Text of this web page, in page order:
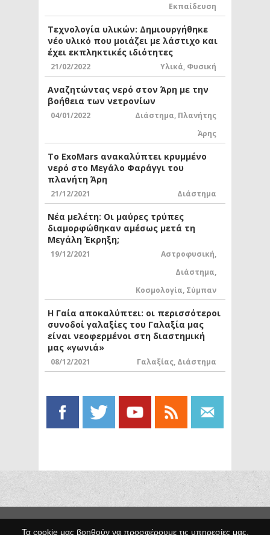
Τα cookie μας βοηθούν να προσφέρουμε τις υπηρεσίες μας.
Εκπαίδευση
Τεχνολογία υλικών: Δημιουργήθηκε
νέο υλικό που μοιάζει με λάστιχο και
έχει εκπληκτικές ιδιότητες
21/02/2022 Υλικά, Φυσική
Αναζητώντας νερό στον Άρη με την
βοήθεια των νετρονίων
04/01/2022 Διάστημα, Πλανήτης
Άρης
Το ExoMars ανακαλύπτει κρυμμένο
νερό στο Μεγάλο Φαράγγι του
πλανήτη Άρη
21/12/2021 Διάστημα
Νέα μελέτη: Οι μαύρες τρύπες
διαμορφώθηκαν αμέσως μετά τη
Μεγάλη Έκρηξη;
19/12/2021 Αστροφυσική,
Διάστημα,
Κοσμολογία, Σύμπαν
Η Γαία αποκαλύπτει: οι περισσότεροι
συνοδοί γαλαξίες του Γαλαξία μας
είναι νεοφερμένοι στη διαστημική
μας «γωνιά»
08/12/2021 Γαλαξίας, Διάστημα